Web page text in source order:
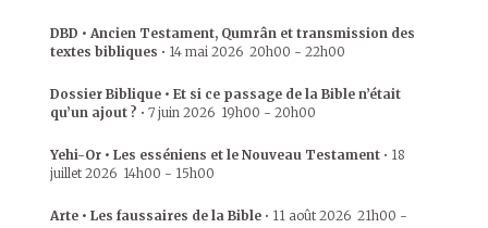
DBD • Ancien Testament, Qumrân et transmission des
textes bibliques • 14 mai 2026 20h00 - 22h00
Dossier Biblique • Et si ce passage de la Bible n’était
qu’un ajout ? • 7 juin 2026 19h00 - 20h00
Yehi-Or • Les esséniens et le Nouveau Testament • 18
juillet 2026 14h00 - 15h00
Arte • Les faussaires de la Bible • 11 août 2026 21h00 -